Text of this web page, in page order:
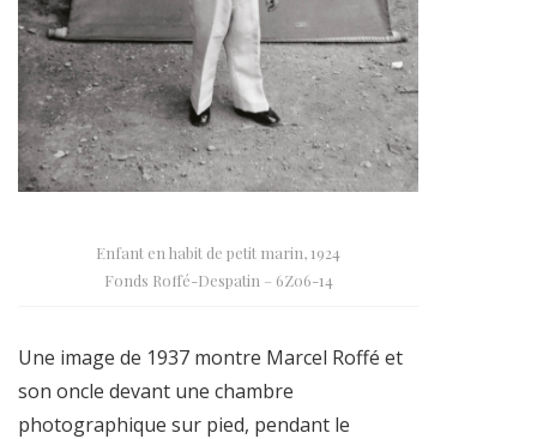
Enfant en habit de petit marin, 1924
Fonds Roffé-Despatin – 6Z06-14
Une image de 1937 montre Marcel Roffé et
son oncle devant une chambre
photographique sur pied, pendant le